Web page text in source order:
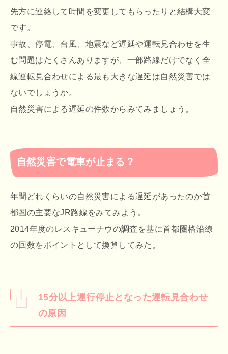
先方に連絡して時間を変更してもらったりと結構大変
です。
事故、停電、台風、地震など遅延や運転見合わせを生
む問題はたくさんありますが、一部路線だけでなく全
線運転見合わせによる最も大きな遅延は自然災害では
ないでしょうか。
自然災害による遅延の件数からみてみましょう。
自然災害で電車が止まる？
年間どれくらいの自然災害による遅延があったのか首
都圏の主要なJR路線をみてみよう。
2014年度のレスキューナウの調査を基に首都圏格沿線
の回数をポイントとして換算してみた。
15分以上運行停止となった運転見合わせ
の原因